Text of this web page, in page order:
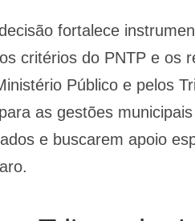
fortalece
critérios do PNTP e os
Público e pelos
as gestões
e buscarem apoio